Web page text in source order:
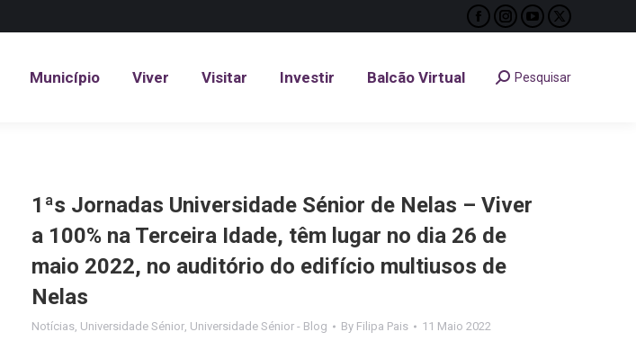
Facebook
opens
Instagram
opens
YouTube
opens
X
opens
Município Viver Visitar Investir Balcão Virtual Search:Pesquisar
1ªs Jornadas Universidade Sénior de Nelas – Viver
a 100% na Terceira Idade, têm lugar no dia 26 de
maio 2022, no auditório do edifício multiusos de
Nelas
Notícias, Universidade Sénior, Universidade Sénior - Blog By Filipa Pais 11 Maio 2022
Município Viver Visitar Investir Balcão Virtual Search:
Pesquisar